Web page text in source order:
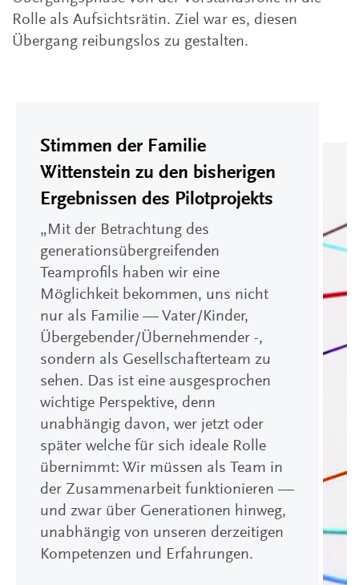
Rolle als Aufsichtsrätin. Ziel war es, diesen
Übergang reibungslos zu gestalten.
Stimmen der Familie
Wittenstein zu den bisherigen
Ergebnissen des Pilotprojekts
„Mit der Betrachtung des
generationsübergreifenden
Teamprofils haben wir eine
Möglichkeit bekommen, uns nicht
nur als Familie — Vater/Kinder,
Übergebender/Übernehmender -,
sondern als Gesellschafterteam zu
sehen. Das ist eine ausgesprochen
wichtige Perspektive, denn
unabhängig davon, wer jetzt oder
später welche für sich ideale Rolle
übernimmt: Wir müssen als Team in
der Zusammenarbeit funktionieren —
und zwar über Generationen hinweg,
unabhängig von unseren derzeitigen
Kompetenzen und Erfahrungen.